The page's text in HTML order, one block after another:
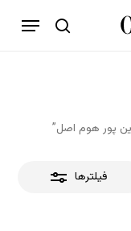
جستجو
فهرست
بستن
پور هوم اصل”
فیلترها